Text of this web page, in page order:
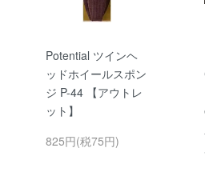
Potential ツインヘ
ッドホイールスポン
ジ P-44 【アウトレ
ット】
825円(税75円)